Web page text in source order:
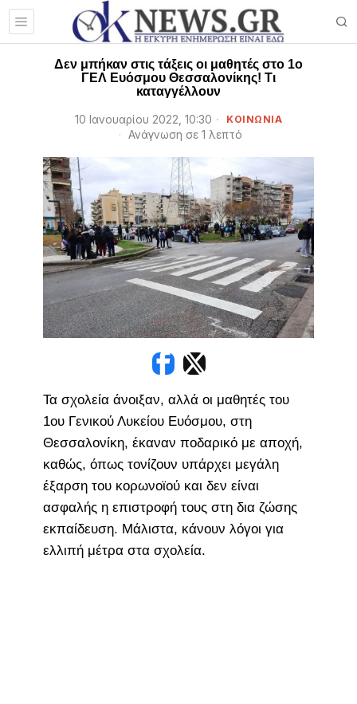
Δεν μπήκαν στις τάξεις οι μαθητές στο 1ο
ΓΕΛ Ευόσμου Θεσσαλονίκης! Τι
καταγγέλλουν
10 Ιανουαρίου 2022, 10:30 ΚΟΙΝΩΝΙΑ
Ανάγνωση σε 1 λεπτό
Τα σχολεία άνοιξαν, αλλά οι μαθητές του
1ου Γενικού Λυκείου Ευόσμου, στη
Θεσσαλονίκη, έκαναν ποδαρικό με αποχή,
καθώς, όπως τονίζουν υπάρχει μεγάλη
έξαρση του κορωνοϊού και δεν είναι
ασφαλής η επιστροφή τους στη δια ζώσης
εκπαίδευση. Μάλιστα, κάνουν λόγοι για
ελλιπή μέτρα στα σχολεία.